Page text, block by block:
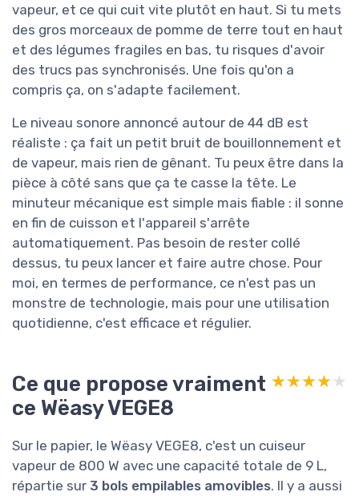
vapeur, et ce qui cuit vite plutôt en haut. Si tu mets
des gros morceaux de pomme de terre tout en haut
et des légumes fragiles en bas, tu risques d'avoir
des trucs pas synchronisés. Une fois qu'on a
compris ça, on s'adapte facilement.
Le niveau sonore annoncé autour de 44 dB est
réaliste : ça fait un petit bruit de bouillonnement et
de vapeur, mais rien de gênant. Tu peux être dans la
pièce à côté sans que ça te casse la tête. Le
minuteur mécanique est simple mais fiable : il sonne
en fin de cuisson et l'appareil s'arrête
automatiquement. Pas besoin de rester collé
dessus, tu peux lancer et faire autre chose. Pour
moi, en termes de performance, ce n'est pas un
monstre de technologie, mais pour une utilisation
quotidienne, c'est efficace et régulier.
Ce que propose vraiment
ce Wëasy VEGE8
★★★★★
★★★★★
Sur le papier, le Wëasy VEGE8, c'est un cuiseur
vapeur de 800 W avec une capacité totale de 9 L,
répartie sur 3 bols empilables amovibles. Il y a aussi